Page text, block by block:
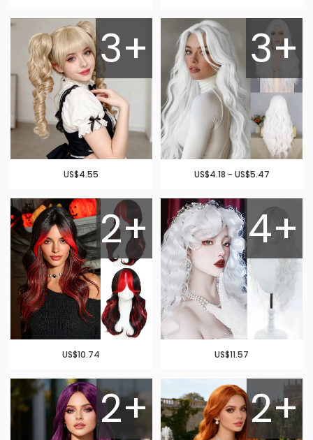
3+
US$4.18 - US$5.47
3+
US$4.55
4+
US$11.57
2+
US$10.74
2+
2+